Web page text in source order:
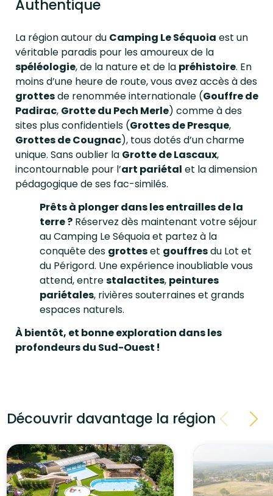
Authentique
La région autour du Camping Le Séquoia est un
véritable paradis pour les amoureux de la
spéléologie, de la nature et de la préhistoire. En
moins d’une heure de route, vous avez accès à des
grottesde renommée internationale (Gouffre de
Padirac, Grotte du Pech Merle) comme à des
sites plus confidentiels (Grottes de Presque,
Grottes de Cougnac), tous dotés d’un charme
unique. Sans oublier la Grotte de Lascaux,
incontournable pour l’art pariétal et la dimension
pédagogique de ses fac-similés.
Prêts à plonger dans les entrailles de la
terre ?Réservez dès maintenant votre séjour
au Camping Le Séquoia et partez à la
conquête des grotteset gouffresdu Lot et
du Périgord. Une expérience inoubliable vous
attend, entrestalactites, peintures
pariétales, rivières souterraines et grands
espaces naturels.
À bientôt, et bonne exploration dans les
profondeurs du Sud-Ouest !
Découvrir davantage la région